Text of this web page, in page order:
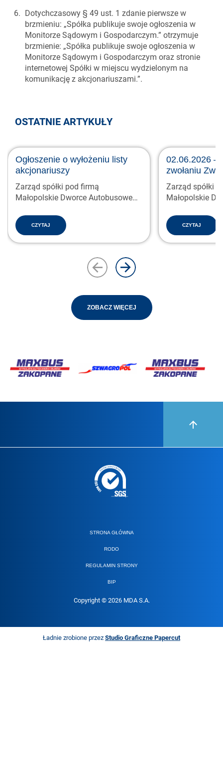
Dotychczasowy § 49 ust. 1 zdanie pierwsze w
brzmieniu: „Spółka publikuje swoje ogłoszenia w
Monitorze Sądowym i Gospodarczym.” otrzymuje
brzmienie: „Spółka publikuje swoje ogłoszenia w
Monitorze Sądowym i Gospodarczym oraz stronie
internetowej Spółki w miejscu wydzielonym na
komunikację z akcjonariuszami.”.
OSTATNIE ARTYKUŁY
Ogłoszenie o wyłożeniu listy
akcjonariuszy
Zarząd spółki pod firmą
Małopolskie Dworce Autobusowe
CZYTAJ
02.06.2026 –
zwołaniu
Zarząd spółki
Małopolskie
CZYTAJ
ZOBACZ WIĘCEJ
STRONA GŁÓWNA
RODO
REGULAMIN STRONY
BIP
Copyright © 2026 MDA S.A.
Ładnie zrobione przezStudio Graficzne Papercut